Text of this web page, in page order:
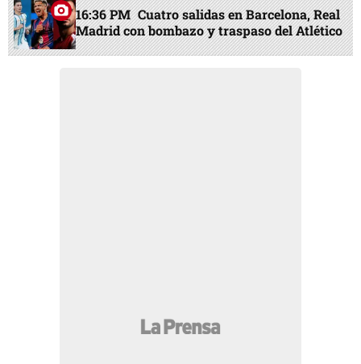
16:36 PM Cuatro salidas en Barcelona, Real
Madrid con bombazo y traspaso del Atlético